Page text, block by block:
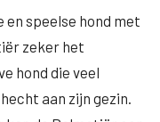
en speelse hond met
zeker het
hond die veel
aan zijn gezin.